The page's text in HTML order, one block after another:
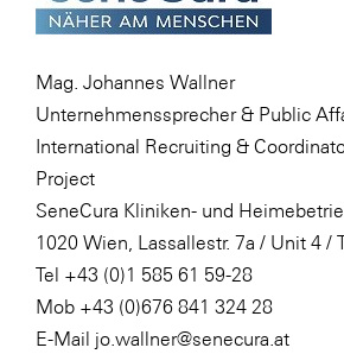
Mag. Johannes Wallner
Unternehmenssprecher & Public
International Recruiting &
Project
SeneCura Kliniken- und
1020 Wien, Lassallestr. 7a / Unit 4 /
Tel +43 (0)1 585 61 59-28
Mob +43 (0)676 841 324 28
E-Mail jo.wallner@senecura.at